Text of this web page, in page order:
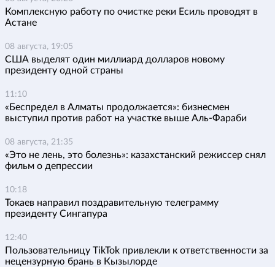
Комплексную работу по очистке реки Есиль проводят в
Астане
08 августа, 19:05
США выделят один миллиард долларов новому
президенту одной страны
11:10
«Беспредел в Алматы продолжается»: бизнесмен
выступил против работ на участке выше Аль-Фараби
08 августа, 21:35
«Это не лень, это болезнь»: казахстанский режиссер снял
фильм о депрессии
10:18
Токаев направил поздравительную телеграмму
президенту Сингапура
12:40
Пользовательницу TikTok привлекли к ответственности за
нецензурную брань в Кызылорде